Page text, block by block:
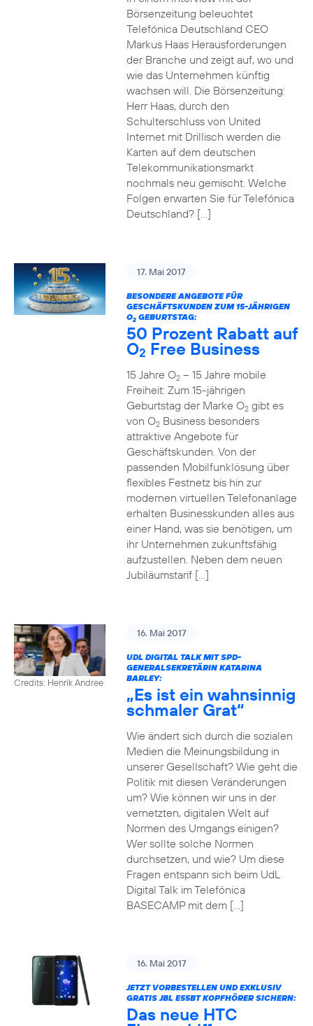
Börsenzeitung beleuchtet
Telefónica Deutschland CEO
Markus Haas Herausforderungen
der Branche und zeigt auf, wo und
wie das Unternehmen künftig
wachsen will. Die Börsenzeitung:
Herr Haas, durch den
Schulterschluss von United
Internet mit Drillisch werden die
Karten auf dem deutschen
Telekommunikationsmarkt
nochmals neu gemischt. Welche
Folgen erwarten Sie für Telefónica
Deutschland? […]
17. Mai 2017
BESONDERE ANGEBOTE FÜR
GESCHÄFTSKUNDEN ZUM 15-JÄHRIGEN
O2GEBURTSTAG:
50 Prozent Rabatt auf
O2 Free Business
15 Jahre O2– 15 Jahre mobile
Freiheit: Zum 15-jährigen
Geburtstag der Marke O2gibt es
von O2Business besonders
attraktive Angebote für
Geschäftskunden. Von der
passenden Mobilfunklösung über
flexibles Festnetz bis hin zur
modernen virtuellen Telefonanlage
erhalten Businesskunden alles aus
einer Hand, was sie benötigen, um
ihr Unternehmen zukunftsfähig
aufzustellen. Neben dem neuen
Jubiläumstarif […]
Credits: Henrik Andree
16. Mai 2017
UDL DIGITAL TALK MIT SPD-
GENERALSEKRETÄRIN KATARINA
BARLEY:
„Es ist ein wahnsinnig
schmaler Grat“
Wie ändert sich durch die sozialen
Medien die Meinungsbildung in
unserer Gesellschaft? Wie geht die
Politik mit diesen Veränderungen
um? Wie können wir uns in der
vernetzten, digitalen Welt auf
Normen des Umgangs einigen?
Wer sollte solche Normen
durchsetzen, und wie? Um diese
Fragen entspann sich beim UdL
Digital Talk im Telefónica
BASECAMP mit dem […]
16. Mai 2017
JETZT VORBESTELLEN UND EXKLUSIV
GRATIS JBL E55BT KOPFHÖRER SICHERN:
Das neue HTC